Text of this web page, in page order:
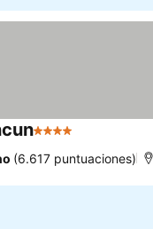
4 Estrellas
(6.617 puntuaciones)